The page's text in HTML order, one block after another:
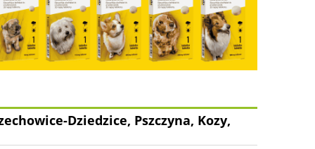
Dziedzice, Pszczyna, Kozy,